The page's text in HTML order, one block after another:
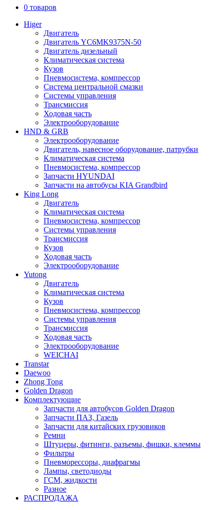
0 товаров
Higer
Двигатель
Двигатель YC6MK9375N-50
Двигатель дизельный
Климатическая система
Кузов
Пневмосистема, компрессор
Система центральной смазки
Системы управления
Трансмиссия
Ходовая часть
Электрооборудование
HND & GRB
Электрооборудование
Двигатель, навесное оборудование, патрубки
Климатическая система
Пневмосистема, компрессор
Запчасти HYUNDAI
Запчасти на автобусы KIA Grandbird
King Long
Двигатель
Климатическая система
Пневмосистема, компрессор
Системы управления
Трансмиссия
Кузов
Ходовая часть
Электрооборудование
Yutong
Двигатель
Климатическая система
Кузов
Пневмосистема, компрессор
Системы управления
Трансмиссия
Ходовая часть
Электрооборудование
WEICHAI
Transtar
Daewoo
Zhong Tong
Golden Dragon
Комплектующие
Запчасти для автобусов Golden Dragon
Запчасти ПАЗ, Газель
Запчасти для китайских грузовиков
Ремни
Штуцеры, фитинги, разъемы, фишки, клеммы
Фильтры
Пневморессоры, диафрагмы
Лампы, светодиоды
ГСМ, жидкости
Разное
РАСПРОДАЖА